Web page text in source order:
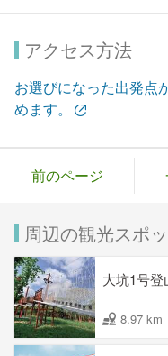
アクセス方法
お選びになった出発点
めます。
前のページ
周辺の観光スポ
大坑1号
8.97 km